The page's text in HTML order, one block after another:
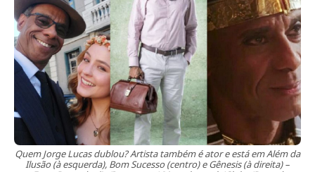
Quem Jorge Lucas dublou? Artista também é ator e está em Além da
Ilusão (à esquerda), Bom Sucesso (centro) e Gênesis (à direita) –